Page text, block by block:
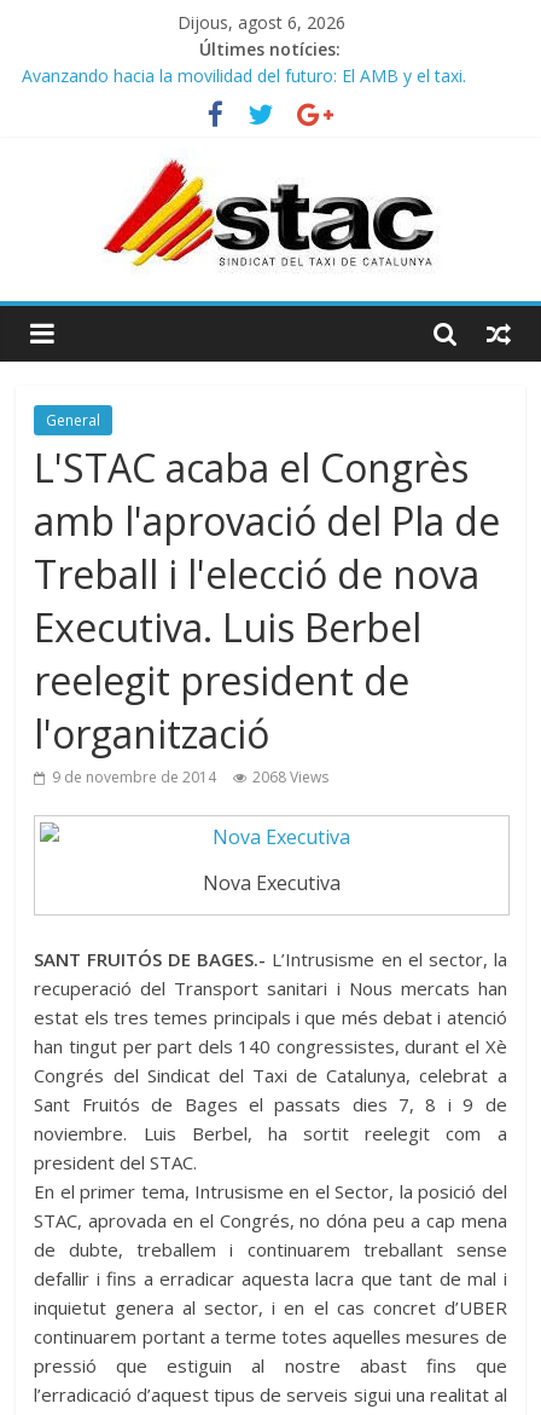
Dijous, agost 6, 2026
Últimes notícies:
Avanzando hacia la movilidad del futuro: El AMB y el taxi.
Programa de Radio TAXI LIBRE 29.07.2026 en COOLTURA FM.
STAC/ATC SOLICITAN TAULA TÈCNICA PARA MEJORAR LA
OPERATIVA DE ENTRADA EN EL PUERTO DE BARCELONA.
Programa de Radio TAXI LIBRE 22.07.2026 en COOLTURA FM.
Edición 385
COMUNICADO CONJUNTO STAC – ATC
General
L'STAC acaba el Congrès
amb l'aprovació del Pla de
Treball i l'elecció de nova
Executiva. Luis Berbel
reelegit president de
l'organització
9 de novembre de 2014 2068 Views
Nova Executiva
SANT FRUITÓS DE BAGES.- L’Intrusisme en el sector, la
recuperació del Transport sanitari i Nous mercats han
estat els tres temes principals i que més debat i atenció
han tingut per part dels 140 congressistes, durant el Xè
Congrés del Sindicat del Taxi de Catalunya, celebrat a
Sant Fruitós de Bages el passats dies 7, 8 i 9 de
noviembre. Luis Berbel, ha sortit reelegit com a
president del STAC.
En el primer tema, Intrusisme en el Sector, la posició del
STAC, aprovada en el Congrés, no dóna peu a cap mena
de dubte, treballem i continuarem treballant sense
defallir i fins a erradicar aquesta lacra que tant de mal i
inquietut genera al sector, i en el cas concret d’UBER
continuarem portant a terme totes aquelles mesures de
pressió que estiguin al nostre abast fins que
l’erradicació d’aquest tipus de serveis sigui una realitat al